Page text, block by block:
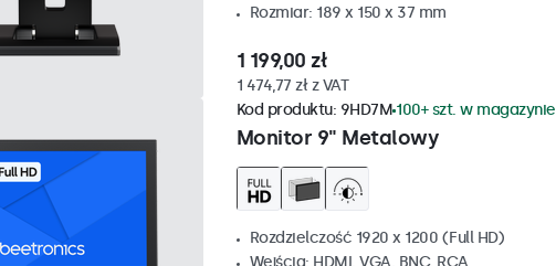
Rozmiar: 189 x 150 x 37 mm
1 199,00 zł
1 474,77 zł z VAT
Monitor 9" Metalowy
Kod produktu: 9HD7M 100+ szt. w magazynie
Rozdzielczość 1920 x 1200 (Full HD)